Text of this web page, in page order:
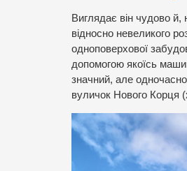
Виглядає він чудово
відносно невеликого
одноповерхової
допомогою якоїсь
значний, але
вуличок Нового Корця